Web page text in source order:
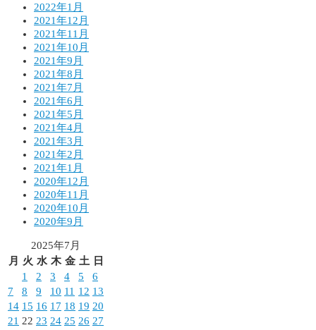
2022年1月
2021年12月
2021年11月
2021年10月
2021年9月
2021年8月
2021年7月
2021年6月
2021年5月
2021年4月
2021年3月
2021年2月
2021年1月
2020年12月
2020年11月
2020年10月
2020年9月
2025年7月
月
火 水 木 金 土
日
1
2 3 4 5
6
7
8 9 10 11 12 13
14 15 16 17 18 19 20
21 22 23 24 25 26 27